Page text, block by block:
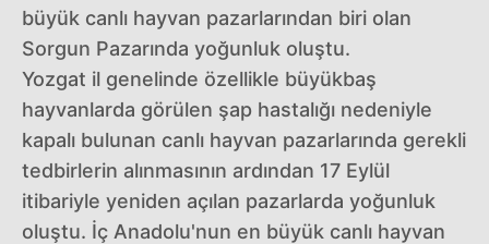
büyük canlı hayvan pazarlarından biri olan
Sorgun Pazarında yoğunluk oluştu.
Yozgat il genelinde özellikle büyükbaş
hayvanlarda görülen şap hastalığı nedeniyle
kapalı bulunan canlı hayvan pazarlarında gerekli
tedbirlerin alınmasının ardından 17 Eylül
itibariyle yeniden açılan pazarlarda yoğunluk
oluştu. İç Anadolu'nun en büyük canlı hayvan